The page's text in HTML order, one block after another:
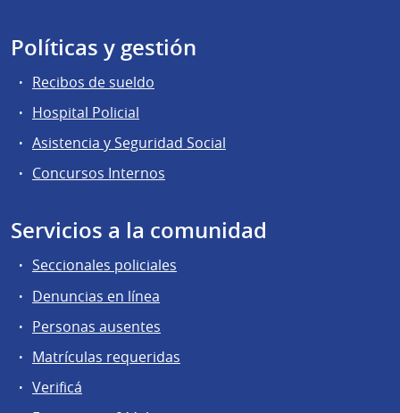
Políticas y gestión
Recibos de sueldo
Hospital Policial
Asistencia y Seguridad Social
Concursos Internos
Servicios a la comunidad
Seccionales policiales
Denuncias en línea
Personas ausentes
Matrículas requeridas
Verificá